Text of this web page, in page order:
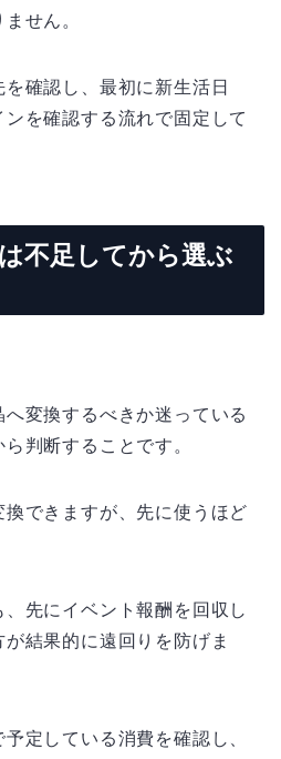
せん。
確認し、最初に新生活日
を確認する流れで固定して
不足してから選ぶ
変換するべきか迷っている
判断することです。
できますが、先に使うほど
先にイベント報酬を回収し
結果的に遠回りを防げま
定している消費を確認し、